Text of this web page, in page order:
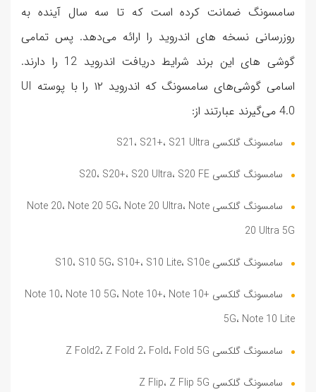
سامسونگ ضمانت کرده است که تا سه سال آینده به
‌روزرسانی نسخه های اندروید را ارائه می‌دهد. پس تمامی
گوشی های این برند شرایط دریافت اندروید 12 را دارند.
اسامی گوشی‌های سامسونگ که اندروید ۱۲ را با پوسته UI
4.0 می‌گیرند عبارتند از:
سامسونگ گلکسی S21، S21+، S21 Ultra
سامسونگ گلکسی S20، S20+، S20 Ultra، S20 FE
سامسونگ گلکسی Note 20، Note 20 5G، Note 20 Ultra، Note
20 Ultra 5G
سامسونگ گلکسی S10، S10 5G، S10+، S10 Lite، S10e
سامسونگ گلکسی Note 10، Note 10 5G، Note 10+، Note 10+
5G، Note 10 Lite
سامسونگ گلکسی Z Fold2، Z Fold 2، Fold، Fold 5G
سامسونگ گلکسی Z Flip، Z Flip 5G